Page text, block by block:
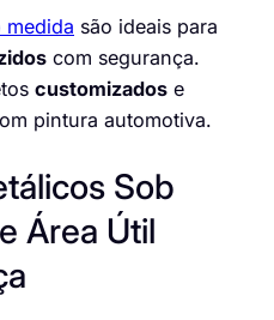
medida são ideais para
com segurança.
customizados e
pintura automotiva.
Sob
Área Útil